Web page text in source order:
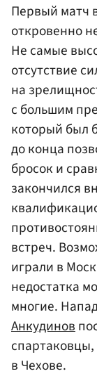
Первый матч
откровенно
Не самые
отсутствие
на
с большим
который был
до конца
бросок и
закончился
встреч.
играли в
недостатка
многие.
Анкудинов
в Чехове.